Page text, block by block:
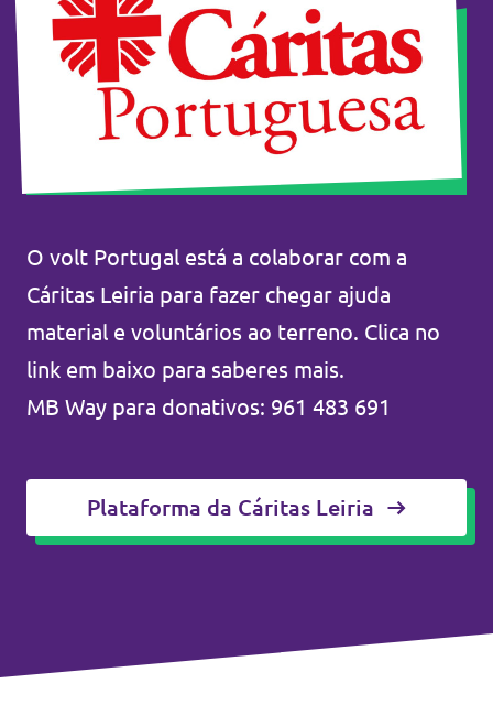
Eventos
Depressão Kristin
Fazer donativo
O volt Portugal está a colaborar com a
Cáritas Leiria para fazer chegar ajuda
material e voluntários ao terreno. Clica no
link em baixo para saberes mais.
MB Way para donativos: 961 483 691
Plataforma da Cáritas Leiria